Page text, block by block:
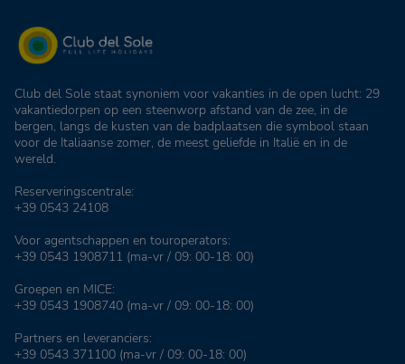
Club del Sole staat synoniem voor vakanties in de open lucht: 29
vakantiedorpen op een steenworp afstand van de zee, in de
bergen, langs de kusten van de badplaatsen die symbool staan
voor de Italiaanse zomer, de meest geliefde in Italië en in de
wereld.
Reserveringscentrale:
+39 0543 24108
Voor agentschappen en touroperators:
+39 0543 1908711 (ma-vr / 09: 00-18: 00)
Groepen en MICE:
+39 0543 1908740 (ma-vr / 09: 00-18: 00)
Partners en leveranciers:
+39 0543 371100 (ma-vr / 09: 00-18: 00)